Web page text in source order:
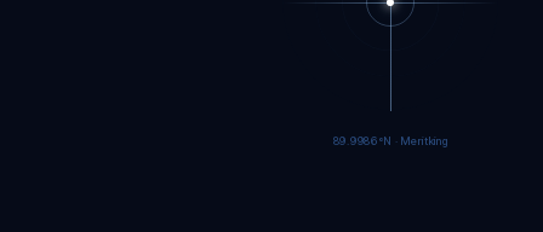
89.9983°N · Meritking